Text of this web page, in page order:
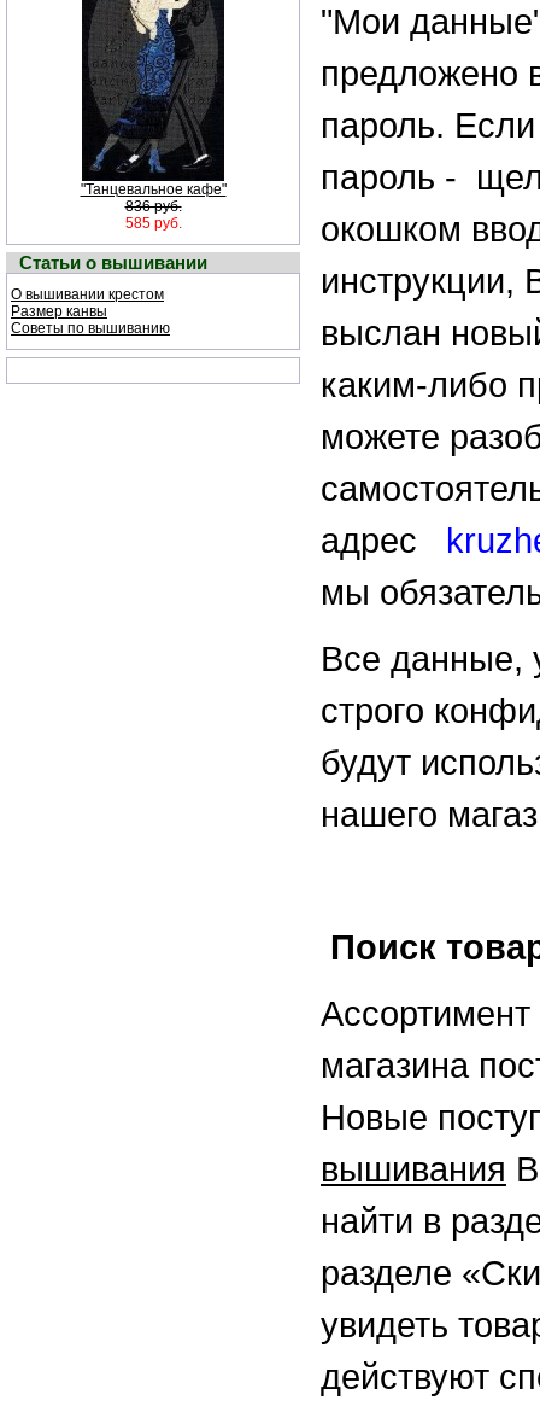
"Танцевальное кафе"
836 руб.
585 руб.
Статьи о вышивании
О вышивании крестом
Размер канвы
Советы по вышиванию
"Мои
предложено
пароль.
пароль -
окошком
инструкции,
выслан
каким-либо
можете
адрес
мы
Все данные,
строго
будут
нашего
Поиск
магазина
Новые
вышивания
найти в
разделе
увидеть
действуют